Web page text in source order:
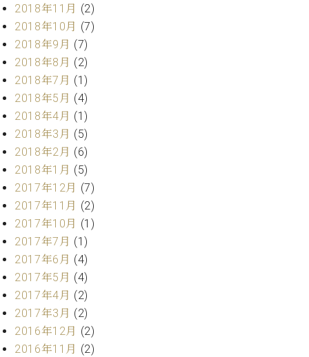
W.
ホ
フ
マ
ン
プ
ロ
フ
ェ
ッ
シ
ョ
ナ
ル
W.
ホ
フ
マ
ン
ト
内
(PDF)
お
問
い
わ
せ
本
社
：
八
王
子
・
術
営
業
セ
ン
タ
2018年11月 (2)
2018年10月 (7)
2018年9月 (7)
2018年8月 (2)
2018年7月 (1)
2018年5月 (4)
2018年4月 (1)
2018年3月 (5)
2018年2月 (6)
2018年1月 (5)
2017年12月 (7)
2017年11月 (2)
2017年10月 (1)
2017年7月 (1)
2017年6月 (4)
2017年5月 (4)
2017年4月 (2)
2017年3月 (2)
2016年12月 (2)
2016年11月 (2)